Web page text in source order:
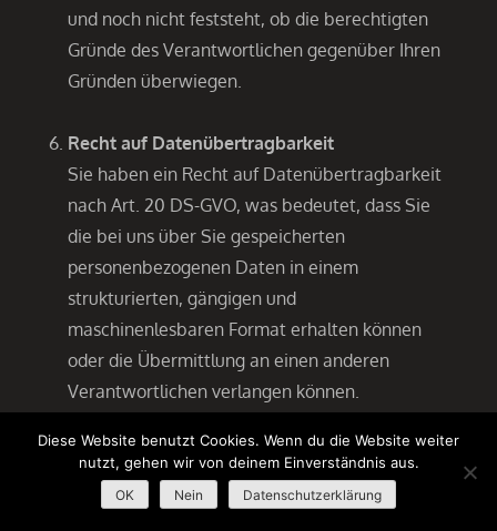
und noch nicht feststeht, ob die berechtigten
Gründe des Verantwortlichen gegenüber Ihren
Gründen überwiegen.
Recht auf Datenübertragbarkeit
Sie haben ein Recht auf Datenübertragbarkeit
nach Art. 20 DS-GVO, was bedeutet, dass Sie
die bei uns über Sie gespeicherten
personenbezogenen Daten in einem
strukturierten, gängigen und
maschinenlesbaren Format erhalten können
oder die Übermittlung an einen anderen
Verantwortlichen verlangen können.
Recht auf Beschwerde
Sie haben ein Recht auf Beschwerde bei einer
Aufsichtsbehörde. In der Regel können Sie sich
Diese Website benutzt Cookies. Wenn du die Website weiter
nutzt, gehen wir von deinem Einverständnis aus.
OK Nein Datenschutzerklärung